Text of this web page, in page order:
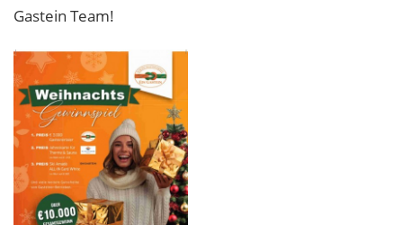
Gastein Team!